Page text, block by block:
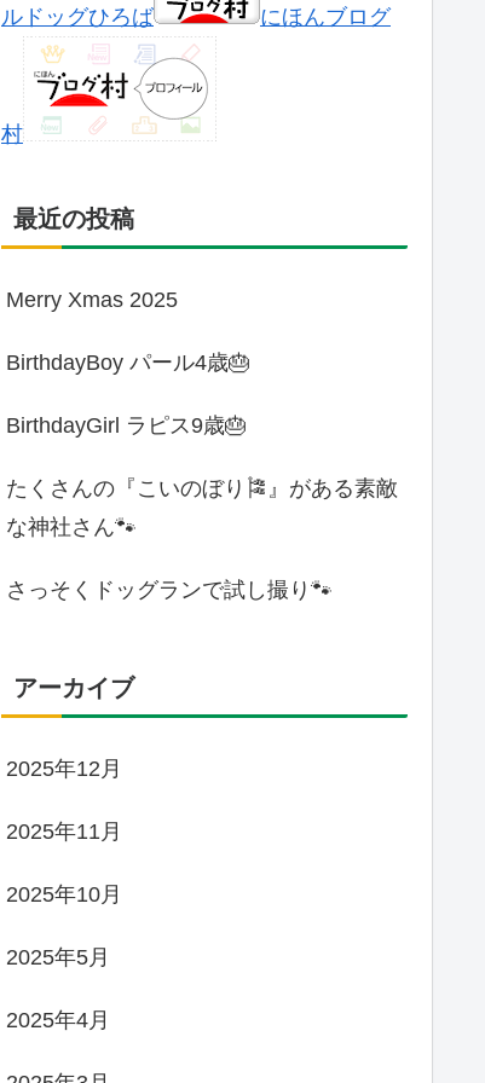
ルドッグひろば にほんブログ
村
最近の投稿
Merry Xmas 2025
BirthdayBoy パール4歳🎂
BirthdayGirl ラピス9歳🎂
たくさんの『こいのぼり🎏』がある素敵
な神社さん🐾
さっそくドッグランで試し撮り🐾
アーカイブ
2025年12月
2025年11月
2025年10月
2025年5月
2025年4月